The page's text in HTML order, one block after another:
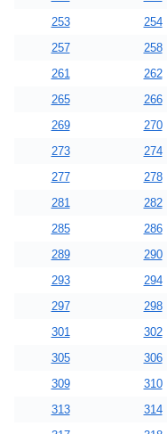
253
254
257
258
261
262
265
266
269
270
273
274
277
278
281
282
285
286
289
290
293
294
297
298
301
302
305
306
309
310
313
314